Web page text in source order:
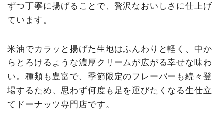
ずつ丁寧に揚げることで、贅沢なおいしさに仕上げ
ています。
米油でカラッと揚げた生地はふんわりと軽く、中か
らとろけるような濃厚クリームが広がる幸せな味わ
い。種類も豊富で、季節限定のフレーバーも続々登
場するため、思わず何度も足を運びたくなる生仕立
てドーナッツ専門店です。